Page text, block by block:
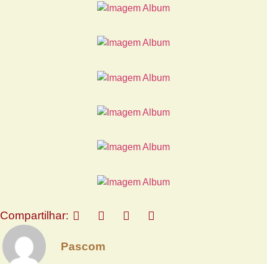
Compartilhar:
Pascom